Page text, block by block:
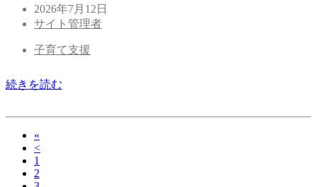
2026年7月12日
サイト管理者
子育て支援
続きを読む
«
<
1
2